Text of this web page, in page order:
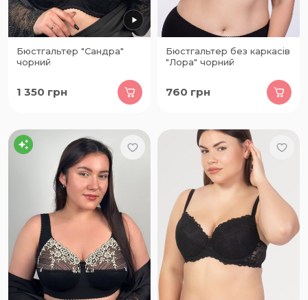
Бюстгальтер "Сандра"
чорний
1 350 грн
Бюстгальтер без каркасів
"Лора" чорний
760 грн